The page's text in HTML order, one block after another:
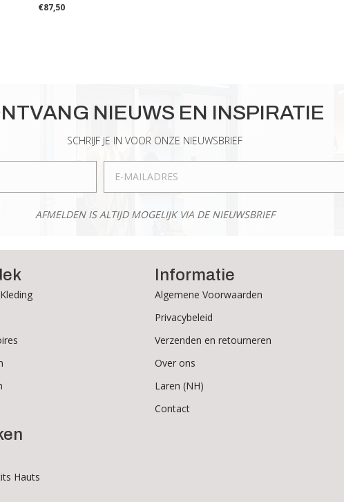
€87,50
Deze
optie
productpagina
kan
worden
op
productpagina
NIEUWS EN INSPIRATIE
SCHRIJF JE IN VOOR ONZE NIEUWSBRIEF
AFMELDEN IS ALTIJD MOGELIJK VIA DE NIEUWSBRIEF
Hauts
Informatie
Algemene Voorwaarden
Privacybeleid
Verzenden en retourneren
Over ons
Laren (NH)
Contact